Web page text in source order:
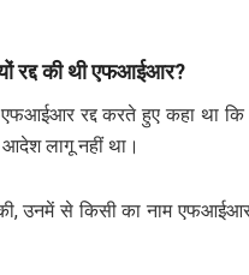
रद्द की थी एफआईआर?
रद्द करते हुए कहा था कि
आदेश लागू नहीं था।
उनमें से किसी का नाम